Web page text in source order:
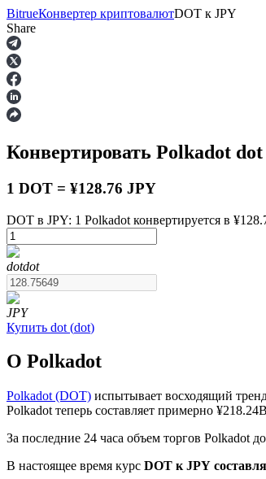
Фьючерсы
USDT-фьючерсы
Фьючерсы с использованием USDT в
Фьючерсы на COIN-M
Криптовалютные фьючерсы
BitrueКонвертер криптовалютDOT к JPY
Share
Конвертировать Polkadot dot
1 DOT = ¥128.76 JPY
DOT в JPY: 1 Polkadot конвертируется в
dotdot
JPY
Купить dot (dot)
О Polkadot
Polkadot (DOT) испытывает восходящий
Polkadot теперь составляет примерно
За последние 24 часа объем торгов Polkadot
В настоящее время курс DOT к JPY